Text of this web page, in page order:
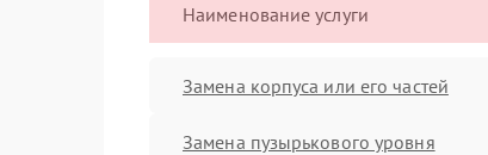
Наименование услуги
Замена корпуса или его частей
Замена пузырькового уровня